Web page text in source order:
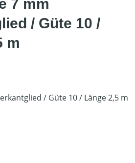
7 mm
/ Güte 10 /
m